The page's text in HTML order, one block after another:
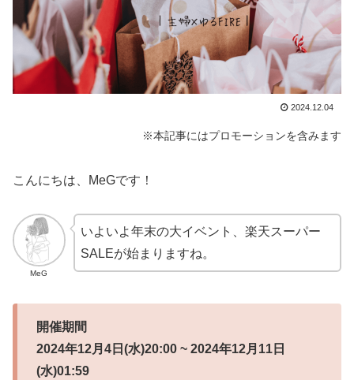
2024.12.04
※本記事にはプロモーションを含みます
こんにちは、MeGです！
MeG
いよいよ年末の大イベント、楽天スーパー
SALEが始まりますね。
開催期間
2024年12月4日(水)20:00 ~ 2024年12月11日
(水)01:59